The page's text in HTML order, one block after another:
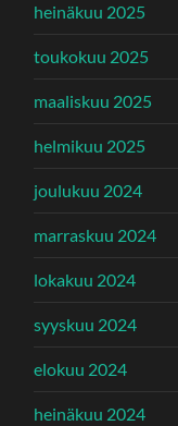
heinäkuu 2025
toukokuu 2025
maaliskuu 2025
helmikuu 2025
joulukuu 2024
marraskuu 2024
lokakuu 2024
syyskuu 2024
elokuu 2024
heinäkuu 2024